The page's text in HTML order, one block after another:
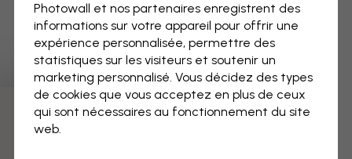
Page 1 sur 9 pages
Découvrez plus de catégories
Photowall et nos partenaires enregistrent des
informations sur votre appareil pour offrir une
expérience personnalisée, permettre des
statistiques sur les visiteurs et soutenir un
marketing personnalisé. Vous décidez des types
de cookies que vous acceptez en plus de ceux
qui sont nécessaires au fonctionnement du site
web.